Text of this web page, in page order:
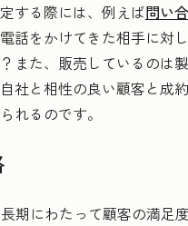
する際には、例えば問い
話をかけてきた相手に対
また、販売しているのは
社と相性の良い顧客と成
れるのです。
期にわたって顧客の満足